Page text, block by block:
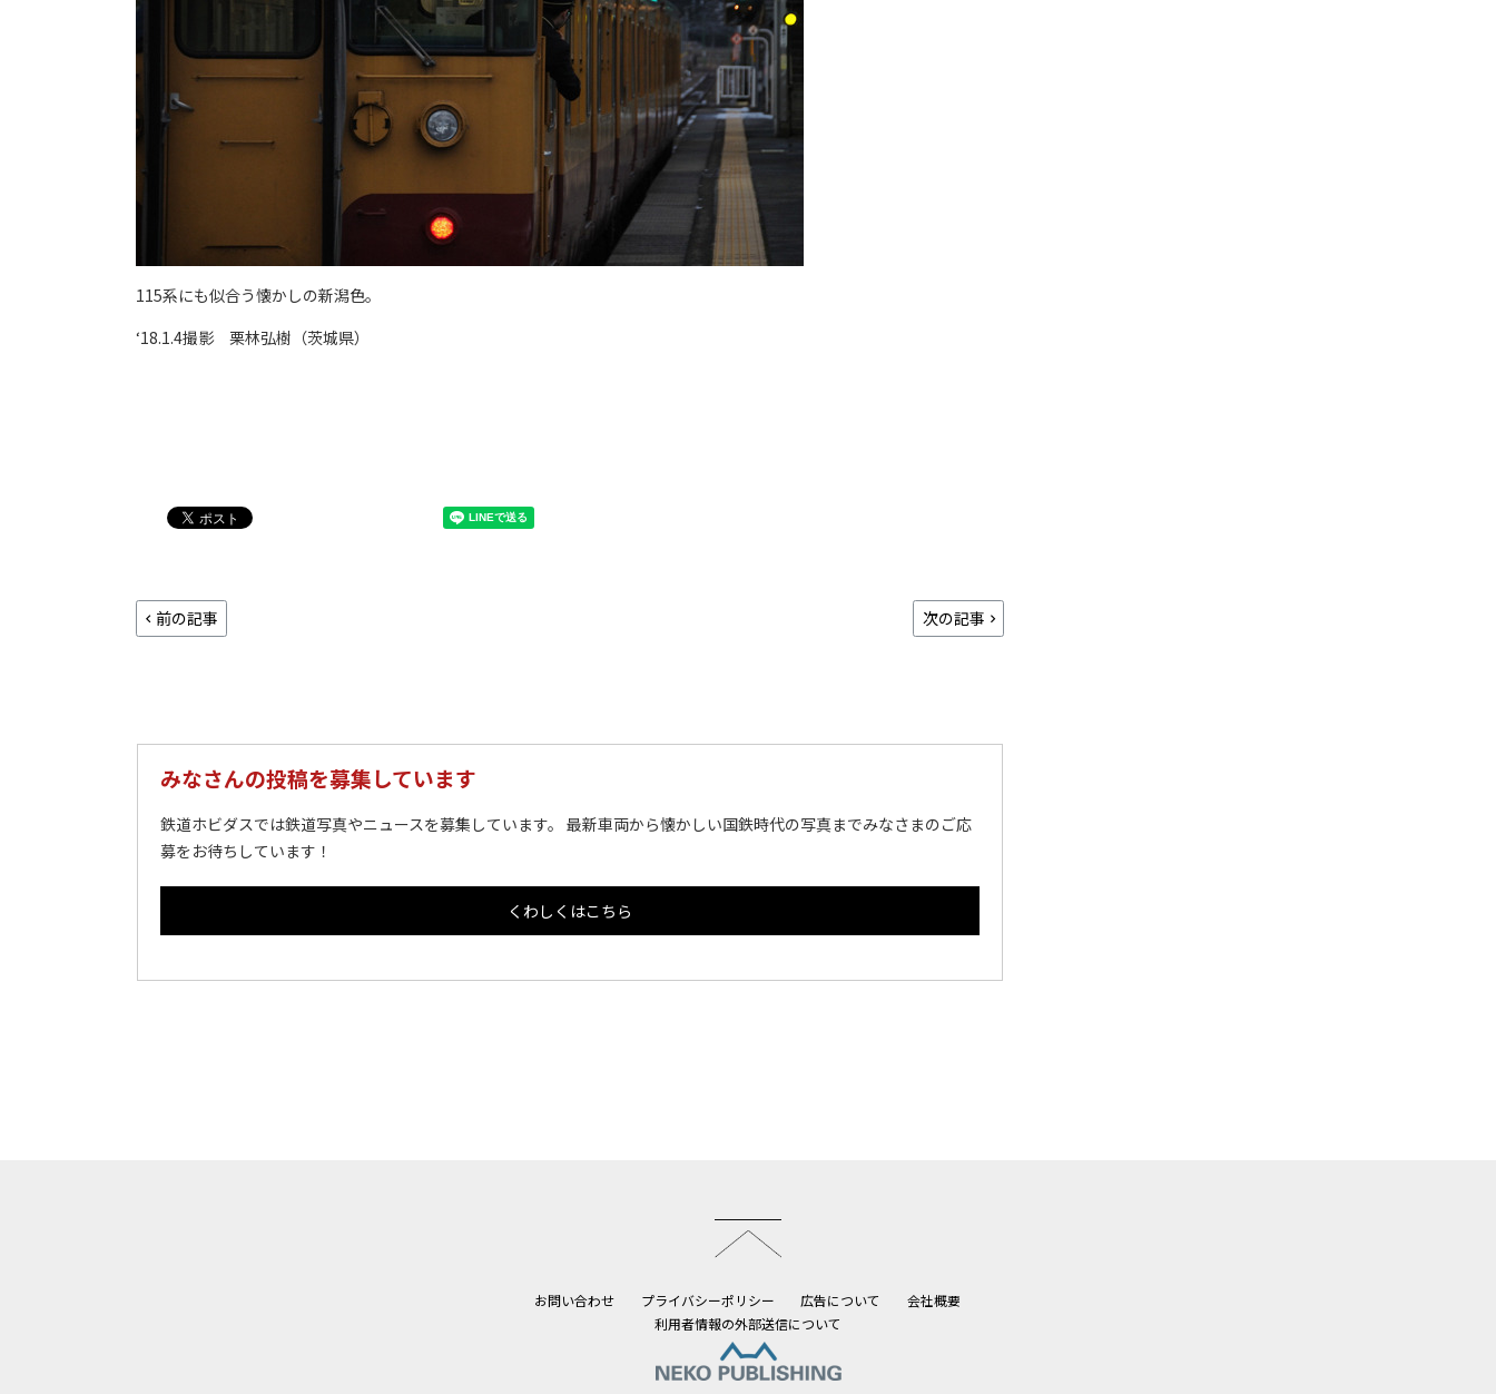
115系にも似合う懐かしの新潟色。
‘18.1.4撮影 栗林弘樹（茨城県）
前の記事 次の記事
みなさんの投稿を募集しています
鉄道ホビダスでは鉄道写真やニュースを募集しています。 最新車両から懐かしい国鉄時代の写真までみなさまのご応
募をお待ちしています！
くわしくはこちら
お問い合わせ プライバシーポリシー 広告について
会社概要
利用者情報の外部送信について